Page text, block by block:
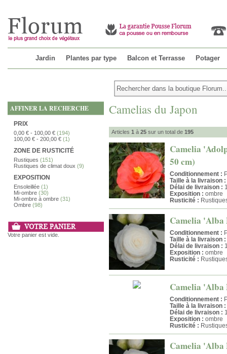
Jardin Plantes par type Balcon et Terrasse Potager
AFFINER LA RECHERCHE
PRIX
0,00 € - 100,00 € (194)
100,00 € - 200,00 € (1)
ZONE DE RUSTICITÉ
Rustiques (151)
Rustiques de climat doux (9)
EXPOSITION
Ensoleillée (1)
Mi-ombre (30)
Mi-ombre à ombre (31)
Ombre (98)
Votre panier est vide.
Camelias du Japon
Articles 1 à 25 sur un total de 195
Camelia
50 cm)
Conditionnement :
Taille à la livraison :
Délai de livraison :
Exposition : ombre
Rusticité :
Camelia 'Alba
Conditionnement :
Taille à la livraison :
Délai de livraison :
Exposition : ombre
Rusticité :
Camelia 'Alba
Conditionnement :
Taille à la livraison :
Délai de livraison :
Exposition : ombre
Rusticité :
Camelia 'Alba